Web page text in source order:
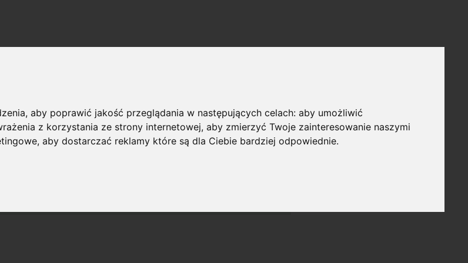
aby poprawić jakość przeglądania w następujących celach:aby umożliwić
z korzystania ze strony internetowej,aby zmierzyć Twoje zainteresowanie naszymi
,aby dostarczać reklamy które są dla Ciebie bardziej odpowiednie.